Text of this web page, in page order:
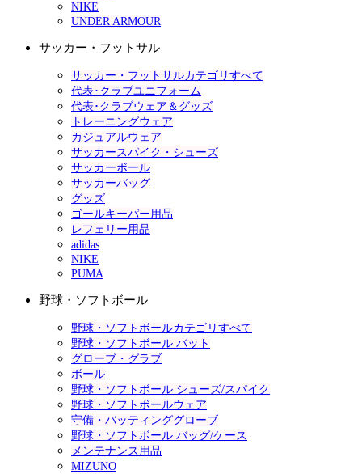
NIKE
UNDER ARMOUR
サッカー・フットサル
サッカー・フットサルカテゴリすべて
代表･クラブユニフォーム
代表･クラブウェア＆グッズ
トレーニングウェア
カジュアルウェア
サッカースパイク・シューズ
サッカーボール
サッカーバッグ
グッズ
ゴールキーパー用品
レフェリー用品
adidas
NIKE
PUMA
野球・ソフトボール
野球・ソフトボールカテゴリすべて
野球・ソフトボール バット
グローブ・グラブ
ボール
野球・ソフトボール シューズ/スパイク
野球・ソフトボールウェア
守備・バッティンググローブ
野球・ソフトボール バッグ/ケース
メンテナンス用品
MIZUNO